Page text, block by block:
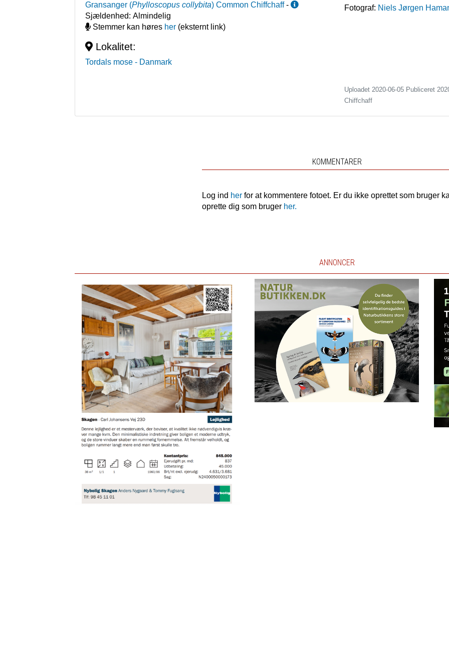
Gransanger (Phylloscopus collybita)Common Chiffchaff -
Sjældenhed:Almindelig
Stemmer kan høres her (eksternt link)
Lokalitet:
Tordals mose - Danmark
Fotograf: Niels Jørgen
Uploadet 2020-06-05 Publiceret
Chiffchaff
KOMMENTARER
Log ind her for at kommentere fotoet. Er du ikke oprettet som bruger
oprette dig som bruger her.
ANNONCER